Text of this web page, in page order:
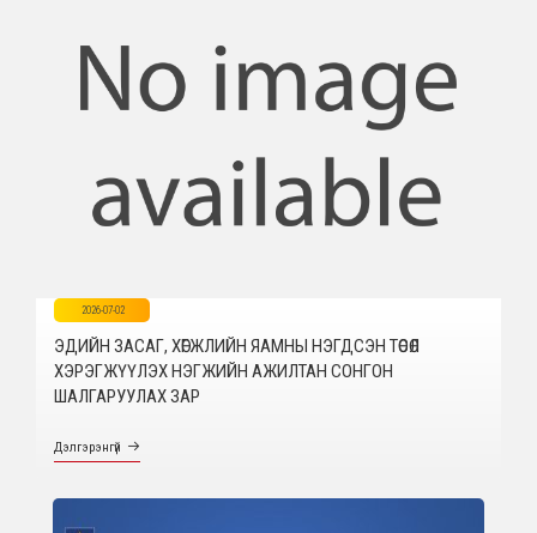
ЭДИЙН ЗАСАГ, ХӨГЖЛИЙН ЯАМНЫ НЭГДСЭН ТӨСӨЛ
ХЭРЭГЖҮҮЛЭХ НЭГЖИЙН АЖИЛТАН СОНГОН
ШАЛГАРУУЛАХ ЗАР
2026-07-02
Дэлгэрэнгүй